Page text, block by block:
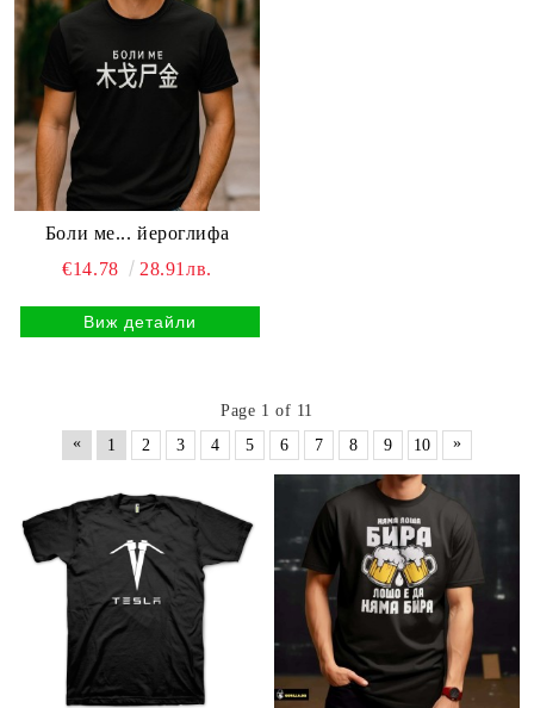
Боли ме... йероглифа
€14.78
28.91лв.
Виж детайли
Page 1 of 11
«
1 2 3 4 5 6 7 8 9 10 »